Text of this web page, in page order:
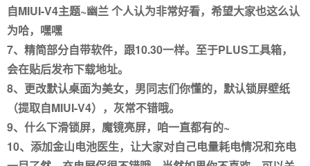
自MIUI-V4主题~幽兰 个人认为非常好看，希望大家也这么认
为哈，嘿嘿
7、精简部分自带软件，跟10.30一样。至于PLUS工具箱，
会在贴后发布下载地址。
8、更改默认桌面为美女，男同志们你懂的，默认锁屏壁纸
（提取自MIUI-V4），灰常不错哦。
9、什么下滑锁屏，魔镜亮屏，咱一直都有的~
10、添加金山电池医生，让大家对自己电量耗电情况和充电